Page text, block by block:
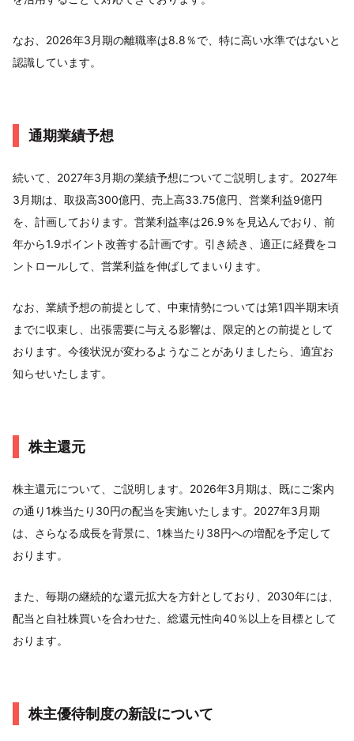
なお、2026年3月期の離職率は8.8％で、特に高い水準ではないと
認識しています。
通期業績予想
続いて、2027年3月期の業績予想についてご説明します。2027年
3月期は、取扱高300億円、売上高33.75億円、営業利益9億円
を、計画しております。営業利益率は26.9％を見込んでおり、前
年から1.9ポイント改善する計画です。引き続き、適正に経費をコ
ントロールして、営業利益を伸ばしてまいります。
なお、業績予想の前提として、中東情勢については第1四半期末頃
までに収束し、出張需要に与える影響は、限定的との前提として
おります。今後状況が変わるようなことがありましたら、適宜お
知らせいたします。
株主還元
株主還元について、ご説明します。2026年3月期は、既にご案内
の通り1株当たり30円の配当を実施いたします。2027年3月期
は、さらなる成長を背景に、1株当たり38円への増配を予定して
おります。
また、毎期の継続的な還元拡大を方針としており、2030年には、
配当と自社株買いを合わせた、総還元性向40％以上を目標として
おります。
株主優待制度の新設について